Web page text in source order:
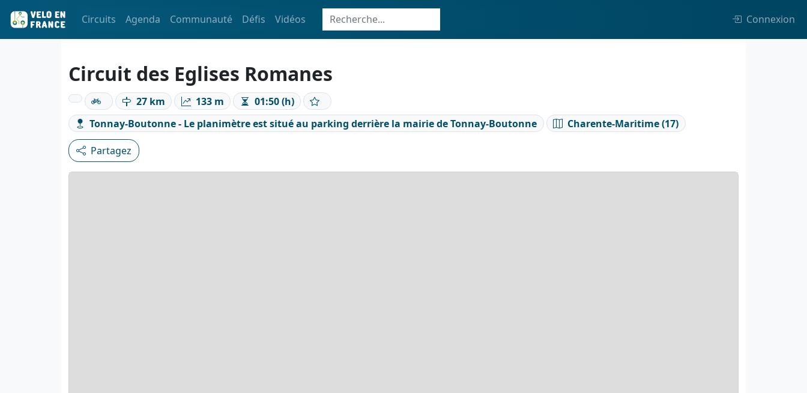
Circuits Agenda Communauté Défis Vidéos Connexion
Circuit des Eglises Romanes
27 km 133 m
01:50 (h)
Tonnay-Boutonne - Le planimètre est situé au parking derrière la mairie de Tonnay-Boutonne
Charente-Maritime (17)
Partagez